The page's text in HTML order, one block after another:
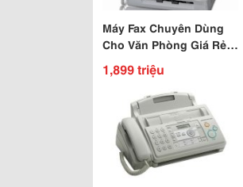
Máy Fax Chuyên Dùng
Cho Văn Phòng Giá Rẻ
Nhất Hà Nội
1,899 triệu